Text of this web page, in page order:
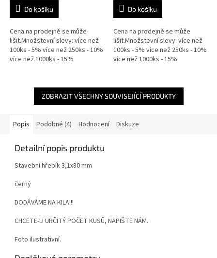
Do košíku
Cena na prodejně se může
lišit.Množstevní slevy: více než
100ks - 5% více než 250ks - 10%
více než 1000ks - 15%
Do košíku
Cena na prodejně se může
lišit.Množstevní slevy: více než
100ks - 5% více než 250ks - 10%
více než 1000ks - 15%
ZOBRAZIT VŠECHNY SOUVISEJÍCÍ PRODUKTY
Popis Podobné (4) Hodnocení Diskuze
Detailní popis produktu
Stavební hřebík 3,1x80 mm
černý
DODÁVÁME NA KILA!!!
CHCETE-LI URČITÝ POČET KUSŮ, NAPIŠTE NÁM.
Foto ilustrativní.